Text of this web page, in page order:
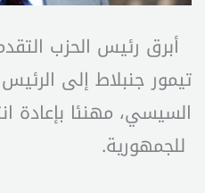
أبرق رئيس الحزب
تيمور جنبلاط إلى
السيسي، مهنئا بإعادة
للجمهورية.